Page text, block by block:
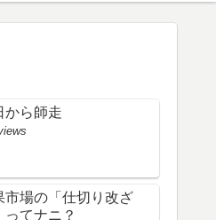
から師走
市場の「仕切り改ざ
ってナニ？